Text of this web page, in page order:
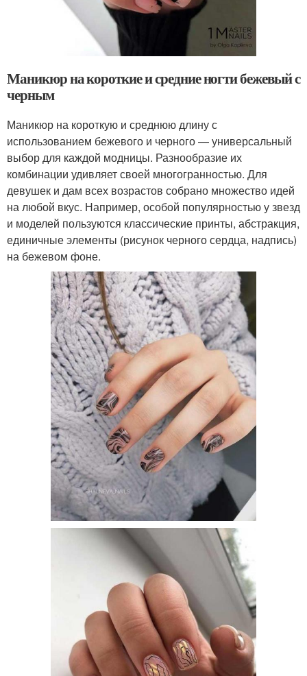
Маникюр на короткие и средние ногти бежевый с
черным
Маникюр на короткую и среднюю длину с
использованием бежевого и черного — универсальный
выбор для каждой модницы. Разнообразие их
комбинации удивляет своей многогранностью. Для
девушек и дам всех возрастов собрано множество идей
на любой вкус. Например, особой популярностью у звезд
и моделей пользуются классические принты, абстракция,
единичные элементы (рисунок черного сердца, надпись)
на бежевом фоне.